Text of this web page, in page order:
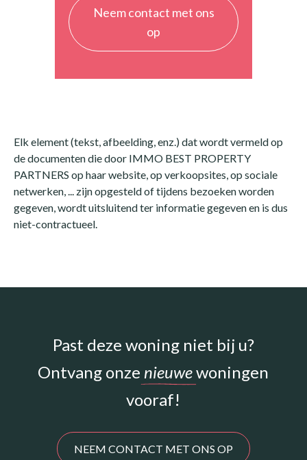
Neem contact met ons
op
Elk element (tekst, afbeelding, enz.) dat wordt vermeld op
de documenten die door IMMO BEST PROPERTY
PARTNERS op haar website, op verkoopsites, op sociale
netwerken, ... zijn opgesteld of tijdens bezoeken worden
gegeven, wordt uitsluitend ter informatie gegeven en is dus
niet-contractueel.
Past deze woning niet bij u?
Ontvang onze nieuwewoningen
vooraf!
NEEM CONTACT MET ONS OP